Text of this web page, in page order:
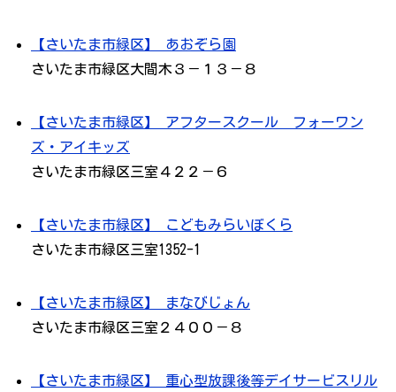
【さいたま市緑区】 あおぞら園
さいたま市緑区大間木３－１３－８
【さいたま市緑区】 アフタースクール フォーワン
ズ・アイキッズ
さいたま市緑区三室４２２－６
【さいたま市緑区】 こどもみらいぼくら
さいたま市緑区三室1352-1
【さいたま市緑区】 まなびじょん
さいたま市緑区三室２４００－８
【さいたま市緑区】 重心型放課後等デイサービスリル